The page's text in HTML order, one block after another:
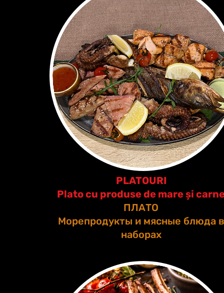
PLATOURI
Plato cu produse de mare și
ПЛАТО
Морепродукты и мясные блюда в
наборах